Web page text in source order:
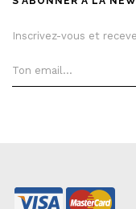
Inscrivez-vous et